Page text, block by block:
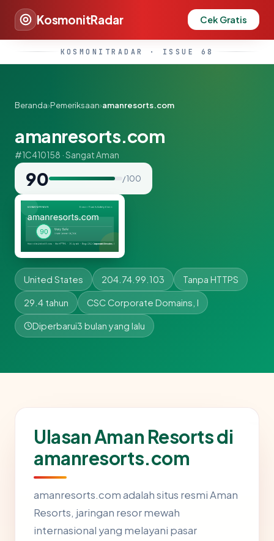
KosmonitRadar Cek Gratis
KOSMONITRADAR · ISSUE 68
Beranda›Pemeriksaan›amanresorts.com
amanresorts.com
#1C410158 · Sangat Aman
90 / 100
United States 204.74.99.103 Tanpa HTTPS
29.4 tahun CSC Corporate Domains, I
Diperbarui3 bulan yang lalu
Ulasan Aman Resorts di
amanresorts.com
amanresorts.com adalah situs resmi Aman
Resorts, jaringan resor mewah
internasional yang melayani pasar